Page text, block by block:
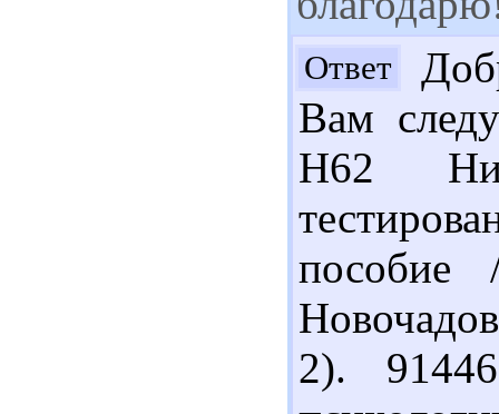
Ответ
Вам
Н62
2).